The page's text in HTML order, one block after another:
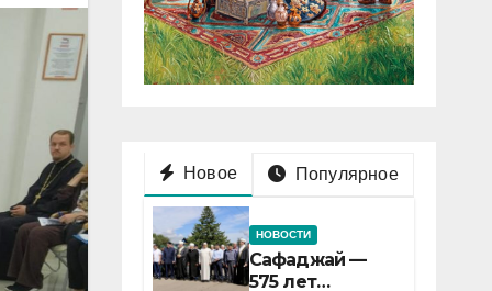
Новое Популярное
НОВОСТИ
Сафаджай —
575 лет